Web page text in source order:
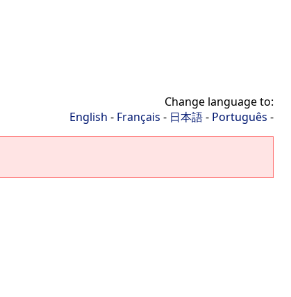
Change language to:
English - Français - 日本語- Português -